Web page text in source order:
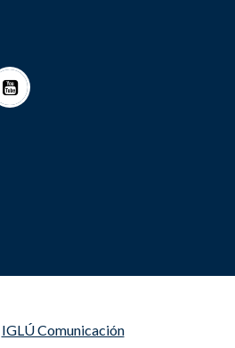
IGLÚ Comunicación